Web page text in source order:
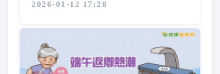
2026-01-12 17:28